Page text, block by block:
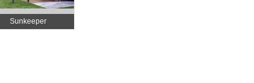
Sunkeeper